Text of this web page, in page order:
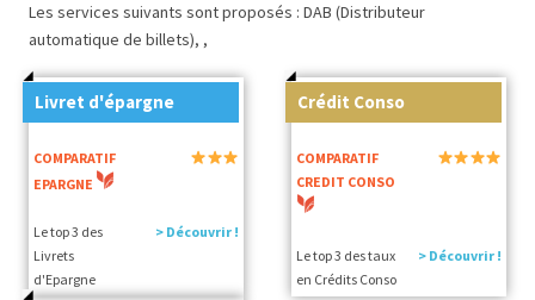
Les services suivants sont proposés : DAB (Distributeur
automatique de billets), ,
Livret d'épargne
COMPARATIF
EPARGNE
Le top 3 des
Livrets
d'Epargne
> Découvrir !
Crédit Conso
COMPARATIF
CREDIT CONSO
Le top 3 des taux
en Crédits Conso
> Découvrir !